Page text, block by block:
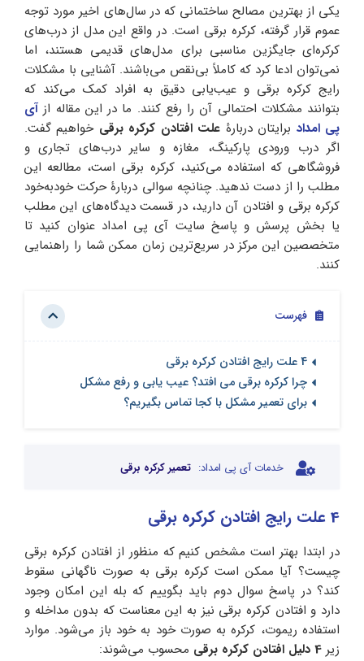
یکی از بهترین مصالح ساختمانی که در سال‌های اخیر مورد توجه
عموم قرار گرفته، کرکره برقی است. در واقع این مدل از درب‌های
کرکره‌ای جایگزین مناسبی برای مدل‌های قدیمی هستند، اما
نمی‌توان ادعا کرد که کاملاً بی‌نقص می‌باشند. آشنایی با مشکلات
رایج کرکره برقی و عیب‌یابی دقیق به افراد کمک می‌کند که
بتوانند مشکلات احتمالی آن را رفع کنند. ما در این مقاله از آی
پی امداد برایتان دربارۀ علت افتادن کرکره برقی خواهیم گفت.
اگر درب ورودی پارکینگ، مغازه و سایر درب‌های تجاری و
فروشگاهی که استفاده می‌کنید، کرکره برقی است، مطالعه این
مطلب را از دست ندهید. چنانچه سوالی دربارۀ حرکت خودبه‌خود
کرکره برقی و افتادن آن دارید، در قسمت دیدگاه‌های این مطلب
یا بخش پرسش و پاسخ سایت آی پی امداد عنوان کنید تا
متخصصین این مرکز در سریع‌ترین زمان ممکن شما را راهنمایی
کنند.
فهرست
4 علت رایج افتادن کرکره برقی
چرا کرکره برقی می افتد؟ عیب یابی و رفع مشکل
برای تعمیر مشکل با کجا تماس بگیریم؟
خدمات آی پی امداد: تعمیر کرکره برقی
4 علت رایج افتادن کرکره برقی
در ابتدا بهتر است مشخص کنیم که منظور از افتادن کرکره برقی
چیست؟ آیا ممکن است کرکره برقی به صورت ناگهانی سقوط
کند؟ در پاسخ سوال دوم باید بگوییم که بله این امکان وجود
دارد و افتادن کرکره برقی نیز به این معناست که بدون مداخله و
استفاده ریموت، کرکره به صورت خود به خود باز می‌شود. موارد
زیر
محسوب می‌شوند: